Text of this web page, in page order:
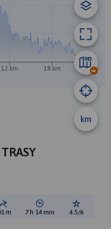
km
12 km 18 km 25 km
Suma spadków:
m Średni czas potrzebny
7 h 14 min Ocena
4.5/6